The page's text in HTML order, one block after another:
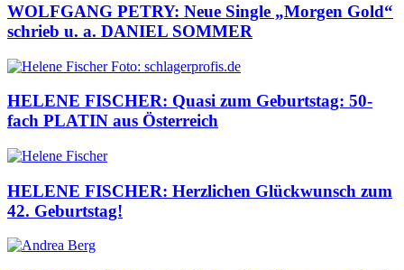
WOLFGANG PETRY: Neue Single „Morgen Gold“
schrieb u. a. DANIEL SOMMER
HELENE FISCHER: Quasi zum Geburtstag: 50-
fach PLATIN aus Österreich
HELENE FISCHER: Herzlichen Glückwunsch zum
42. Geburtstag!